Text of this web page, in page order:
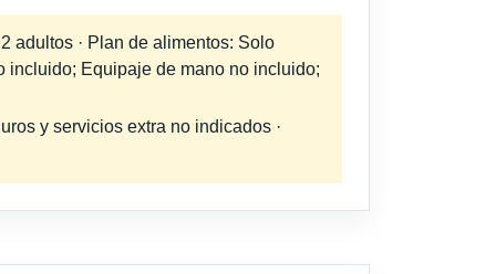
adultos · Plan de alimentos: Solo
incluido; Equipaje de mano no incluido;
y servicios extra no indicados ·